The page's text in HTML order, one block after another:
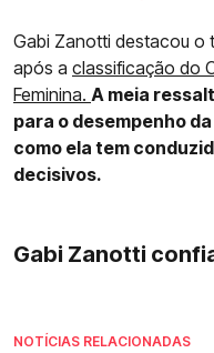
Gabi Zanotti destacou o
após a classificação do
Feminina. A meia
para o desempenho
como ela tem
decisivos.
Gabi Zanotti
NOTÍCIAS RELACIONADAS